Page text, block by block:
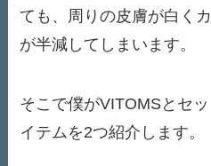
ても、周りの皮膚が白く
が半減してしまいます。
そこで僕がVITOMSとセ
イテムを2つ紹介します。